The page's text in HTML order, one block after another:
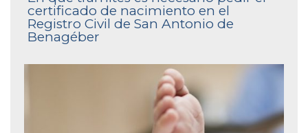
certificado de nacimiento en el
Registro Civil de San Antonio de
Benagéber